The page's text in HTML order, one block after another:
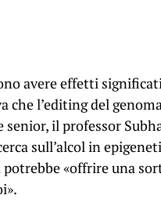
avere effetti
che l’editing del
il professor
sull’alcol in
potrebbe «offrire una